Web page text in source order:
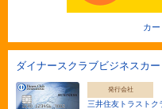
カ
ダイナースクラブビジネスカー
発行会社
三井住友トラストク